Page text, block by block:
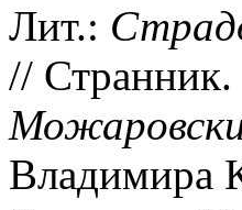
Лит.:
//
Владимира